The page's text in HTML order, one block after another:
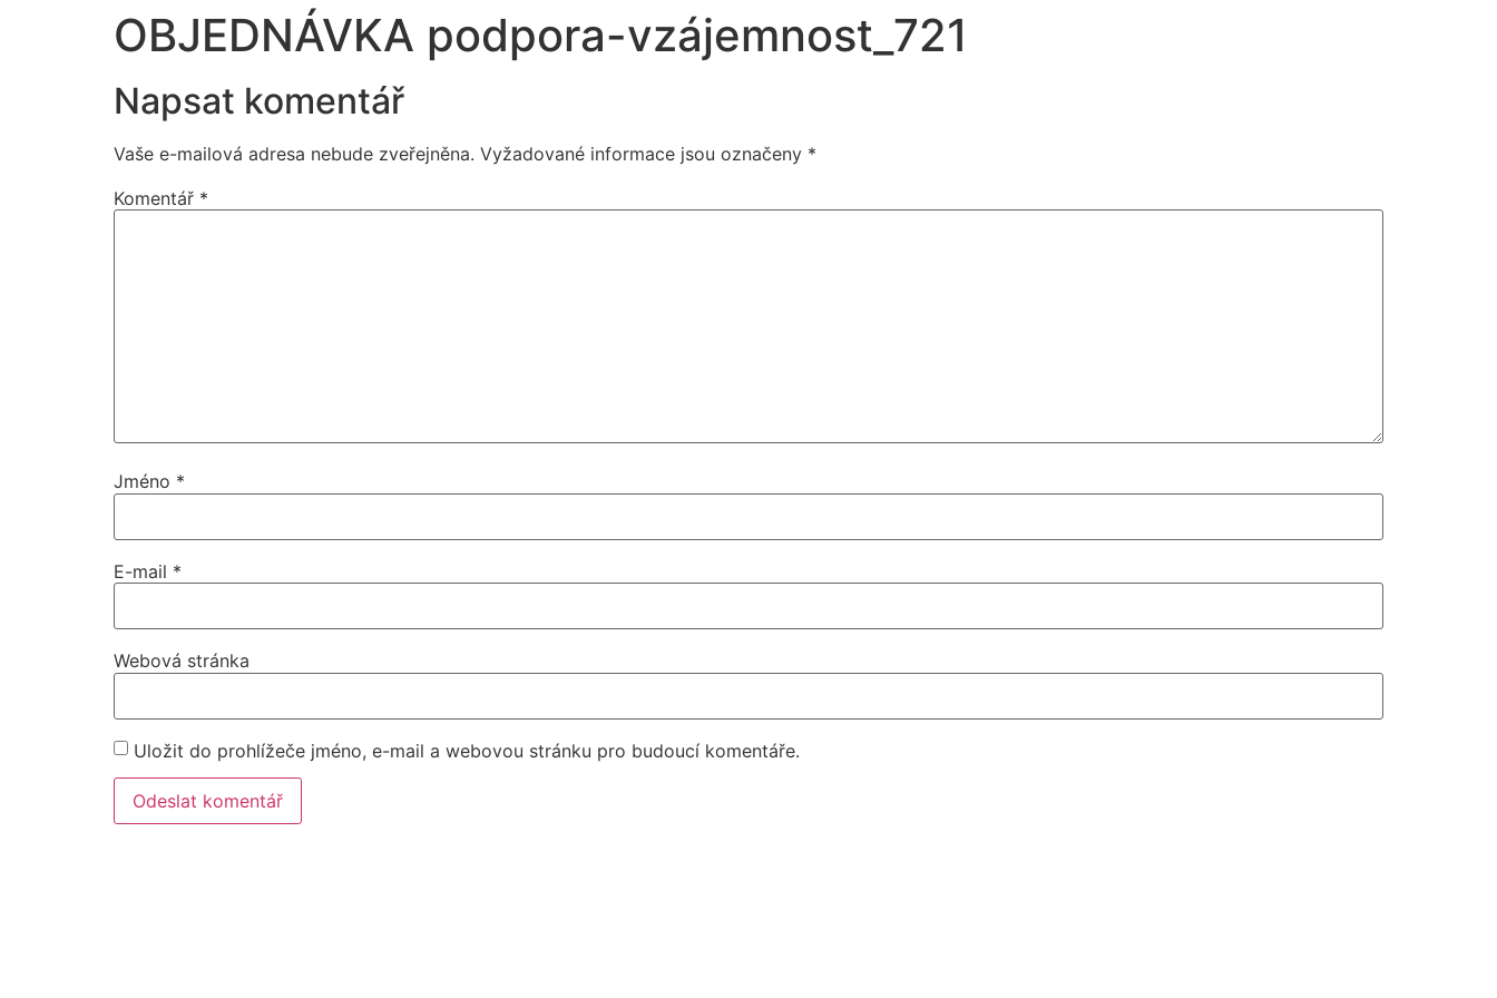
OBJEDNÁVKA podpora-vzájemnost_721
Napsat komentář
Vaše e-mailová adresa nebude zveřejněna. Vyžadované informace jsou označeny *
Komentář *
Jméno *
E-mail *
Webová stránka
Uložit do prohlížeče jméno, e-mail a webovou stránku pro budoucí komentáře.